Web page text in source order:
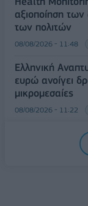
αξιοποίηση
των πολιτών
08/08/2026 - 11:48
Ελληνική
ευρώ ανοίγει
μικρομεσαίες
08/08/2026 - 11:22
5G παντού, 6G
Ελλάδα στη